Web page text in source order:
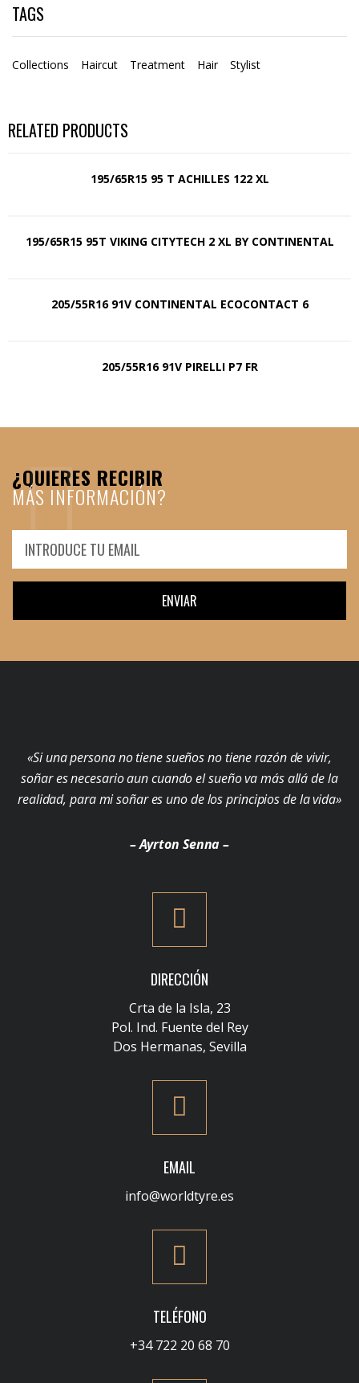
TAGS
Collections Haircut Treatment Hair Stylist
RELATED PRODUCTS
195/65R15 95 T ACHILLES 122 XL
195/65R15 95T VIKING CITYTECH 2 XL BY CONTINENTAL
205/55R16 91V CONTINENTAL ECOCONTACT 6
205/55R16 91V PIRELLI P7 FR
¿QUIERES RECIBIR
MÁS INFORMACIÓN?
ENVIAR
«Si una persona no tiene sueños no tiene razón de vivir,
soñar es necesario aun cuando el sueño va más allá de la
realidad, para mi soñar es uno de los principios de la vida»
– Ayrton Senna –
DIRECCIÓN
Crta de la Isla, 23
Pol. Ind. Fuente del Rey
Dos Hermanas, Sevilla
EMAIL
info@worldtyre.es
TELÉFONO
+34 722 20 68 70